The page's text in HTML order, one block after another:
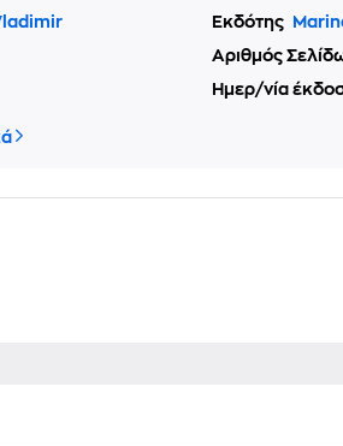
Εκδότης
Αριθμός
Ημερ/νία